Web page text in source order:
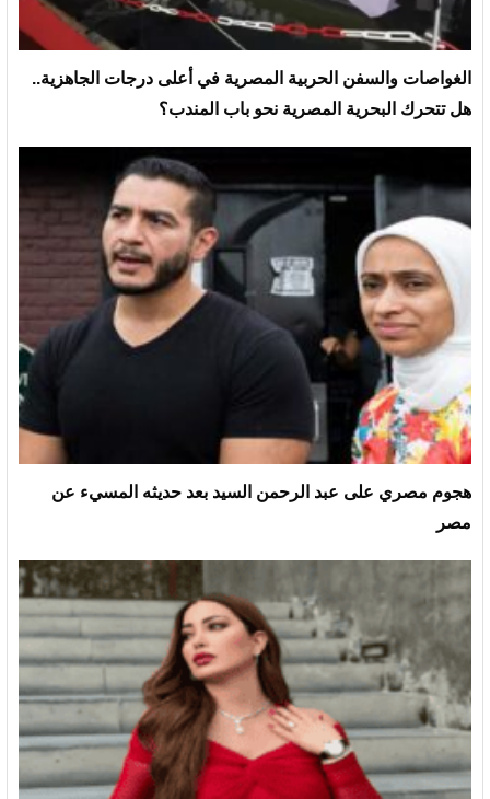
الغواصات والسفن الحربية المصرية في أعلى درجات الجاهزية..
هل تتحرك البحرية المصرية نحو باب المندب؟
هجوم مصري على عبد الرحمن السيد بعد حديثه المسيء عن
مصر